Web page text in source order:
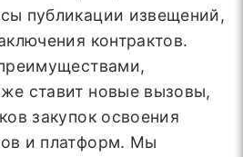
публикации извещений,
контрактов.
ставит новые вызовы,
закупок освоения
и платформ. Мы